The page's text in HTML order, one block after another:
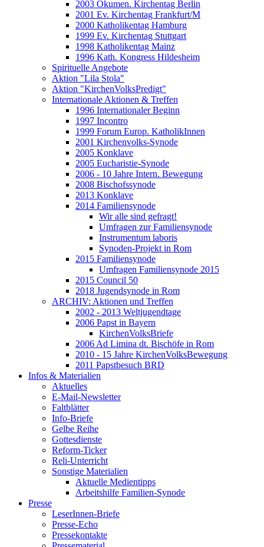
2003 Ökumen. Kirchentag Berlin
2001 Ev. Kirchentag Frankfurt/M
2000 Katholikentag Hamburg
1999 Ev. Kirchentag Stuttgart
1998 Katholikentag Mainz
1996 Kath. Kongress Hildesheim
Spirituelle Angebote
Aktion "Lila Stola"
Aktion "KirchenVolksPredigt"
Internationale Aktionen & Treffen
1996 Internationaler Beginn
1997 Incontro
1999 Forum Europ. KatholikInnen
2001 Kirchenvolks-Synode
2005 Konklave
2005 Eucharistie-Synode
2006 - 10 Jahre Intern. Bewegung
2008 Bischofssynode
2013 Konklave
2014 Familiensynode
Wir alle sind gefragt!
Umfragen zur Familiensynode
Instrumentum laboris
Synoden-Projekt in Rom
2015 Familiensynode
Umfragen Familiensynode 2015
2015 Council 50
2018 Jugendsynode in Rom
ARCHIV: Aktionen und Treffen
2002 - 2013 Weltjugendtage
2006 Papst in Bayern
KirchenVolksBriefe
2006 Ad Limina dt. Bischöfe in Rom
2010 - 15 Jahre KirchenVolksBewegung
2011 Papstbesuch BRD
Infos & Materialien
Aktuelles
E-Mail-Newsletter
Faltblätter
Info-Briefe
Gelbe Reihe
Gottesdienste
Reform-Ticker
Reli-Unterricht
Sonstige Materialien
Aktuelle Medientipps
Arbeitshilfe Familien-Synode
Presse
LeserInnen-Briefe
Presse-Echo
Pressekontakte